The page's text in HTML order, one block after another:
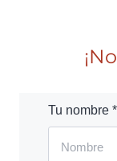
Tu nombre *